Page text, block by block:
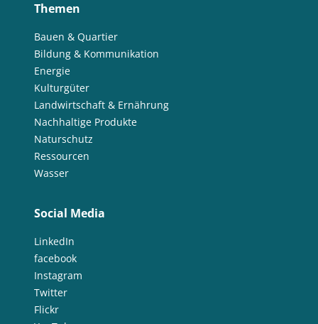
Themen
Bauen & Quartier
Bildung & Kommunikation
Energie
Kulturgüter
Landwirtschaft & Ernährung
Nachhaltige Produkte
Naturschutz
Ressourcen
Wasser
Social Media
LinkedIn
facebook
Instagram
Twitter
Flickr